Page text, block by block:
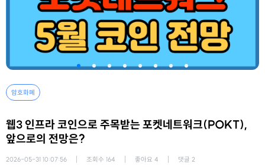
암호화폐
웹3 인프라 코인으로 주목받는 포켓네트워크(POKT),
앞으로의 전망은?
2026-05-31 10:07:56 조회수 164 좋아요 4 댓글 2